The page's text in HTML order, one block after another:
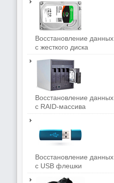
Восстановление данных
с жесткого диска
Восстановление данных
с RAID-массива
Восстановление данных
с USB флешки